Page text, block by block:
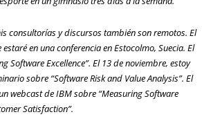
consultorías y discursos también son remotos. El
en una conferencia en Estocolmo, Suecia. El
Software Excellence”. El 13 de noviembre, estoy
sobre “Software Risk and Value Analysis”. El
webcast de IBM sobre “Measuring Software
Satisfaction”.